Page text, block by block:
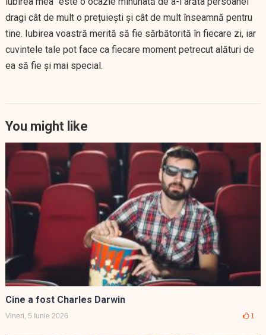
dragi cât de mult o prețuiești și cât de mult înseamnă pentru
tine. Iubirea voastră merită să fie sărbătorită în fiecare zi, iar
cuvintele tale pot face ca fiecare moment petrecut alături de
ea să fie și mai special.
You might like
Cine a fost Charles Darwin
Vineri, 5 Iunie 2026 1